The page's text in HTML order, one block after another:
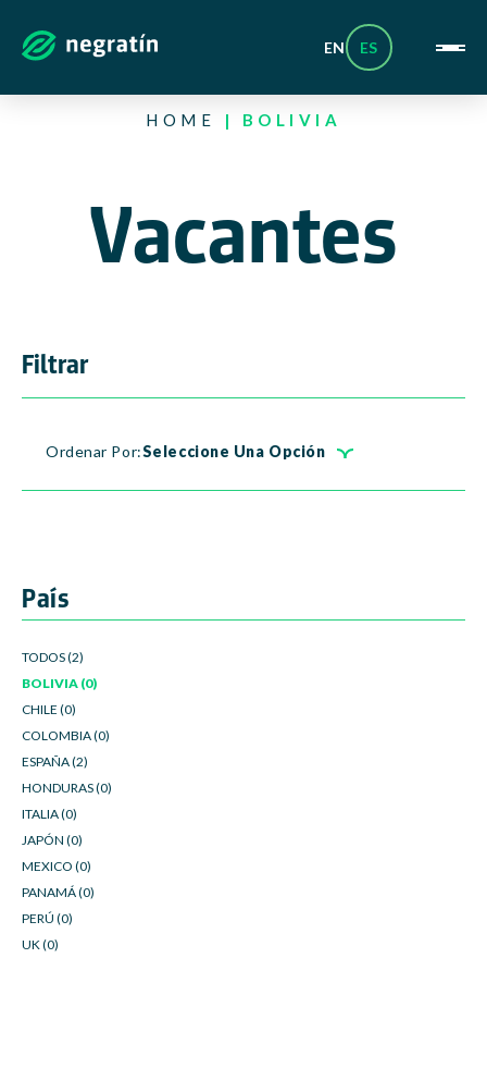
EN ES
HOME | BOLIVIA
Vacantes
Filtrar
Ordenar Por:Seleccione Una Opción
País
TODOS (2)
BOLIVIA (0)
CHILE (0)
COLOMBIA (0)
ESPAÑA (2)
HONDURAS (0)
ITALIA (0)
JAPÓN (0)
MEXICO (0)
PANAMÁ (0)
PERÚ (0)
UK (0)